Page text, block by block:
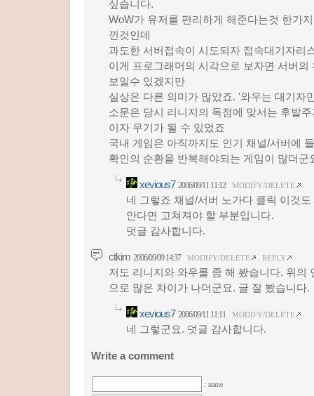
싶습니다.
WoW가 유저를 편리하게 해준다는것 한가
낀것인데
과도한 서버접속이 시도되자 접속대기자리
이게 프로그래머의 시각으로 보자면 서버의
보일수 있겠지만
실상은 다른 의미가 많았죠. '와우는 대기자
소문은 당시 리니지의 독점에 맞서는 후발
이자 무기가 될 수 있었죠
국내 게임은 아직까지도 인기 채널/서버에
확인의 순환을 반복해야되는 게임이 많더군
xevious7 2006/09/11 11:12 MODIFY/DELETE
네 그렇죠 채널/서버 노가다 클릭 이것
안다면 고쳐져야 할 부분입니다.
덧글 감사합니다.
ctkim 2006/09/09 14:37 MODIFY/DELETE REPLY
저도 리니지와 와우를 좀 해 봤습니다. 위의
으로 많은 차이가 나더군요. 글 잘 봤습니다.
xevious7 2006/09/11 11:11 MODIFY/DELETE
네 그렇군요. 덧글 감사합니다.
Write a comment
: name